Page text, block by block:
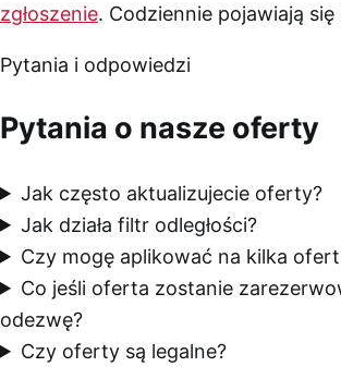
zgłoszenie. Codziennie pojawiają się
Pytania i odpowiedzi
Pytania o nasze oferty
Jak często aktualizujecie oferty?
Jak działa filtr odległości?
Czy mogę aplikować na kilka
Co jeśli oferta zostanie
odezwę?
Czy oferty są legalne?